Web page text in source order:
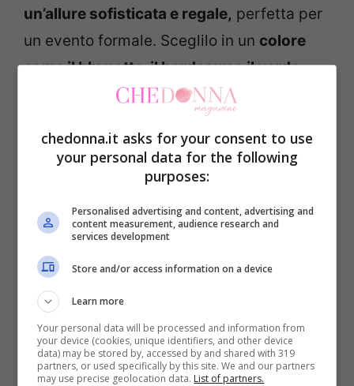
un’allure sofisticata e regale, perfetta per
un evento formale. Sceglilo in un colore
come il blu notte, il bordeaux e il verde
: ti doneranno un tocco di
chedonna.it asks for your consent to use
your personal data for the following
purposes:
Personalised advertising and content, advertising and
content measurement, audience research and
services development
Store and/or access information on a device
Learn more
Your personal data will be processed and information from
your device (cookies, unique identifiers, and other device
data) may be stored by, accessed by and shared with 319
partners, or used specifically by this site. We and our partners
may use precise geolocation data. List of partners.